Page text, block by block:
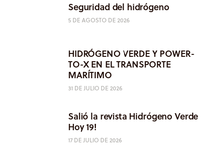
Seguridad del hidrógeno
5 DE AGOSTO DE 2026
HIDRÓGENO VERDE Y POWER-
TO-X EN EL TRANSPORTE
MARÍTIMO
31 DE JULIO DE 2026
Salió la revista Hidrógeno Verde
Hoy 19!
17 DE JULIO DE 2026